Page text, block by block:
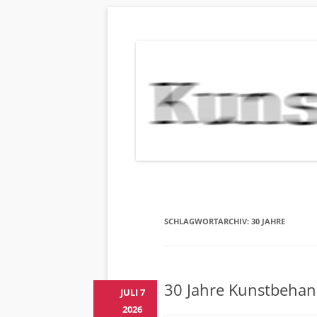
SCHLAGWORTARCHIV: 30 JAHRE
30 Jahre
JULI 7
2026